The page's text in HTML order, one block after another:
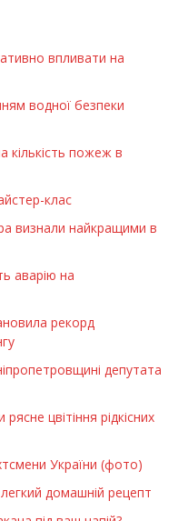
впливати на
водної безпеки
кількість пожеж в
клас
визнали найкращими в
аварію на
рекорд
депутата
цвітіння рідкісних
України (фото)
домашній рецепт